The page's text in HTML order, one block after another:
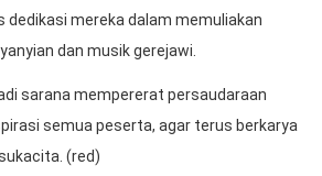
dedikasi mereka dalam memuliakan
dan musik gerejawi.
sarana mempererat persaudaraan
semua peserta, agar terus berkarya
(red)